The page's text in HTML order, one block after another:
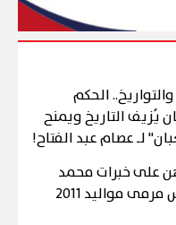
الحكم
يُزيف التاريخ ويمنح
لـ عصام عبد الفتاح!
على خبرات محمد
مواليد 2011